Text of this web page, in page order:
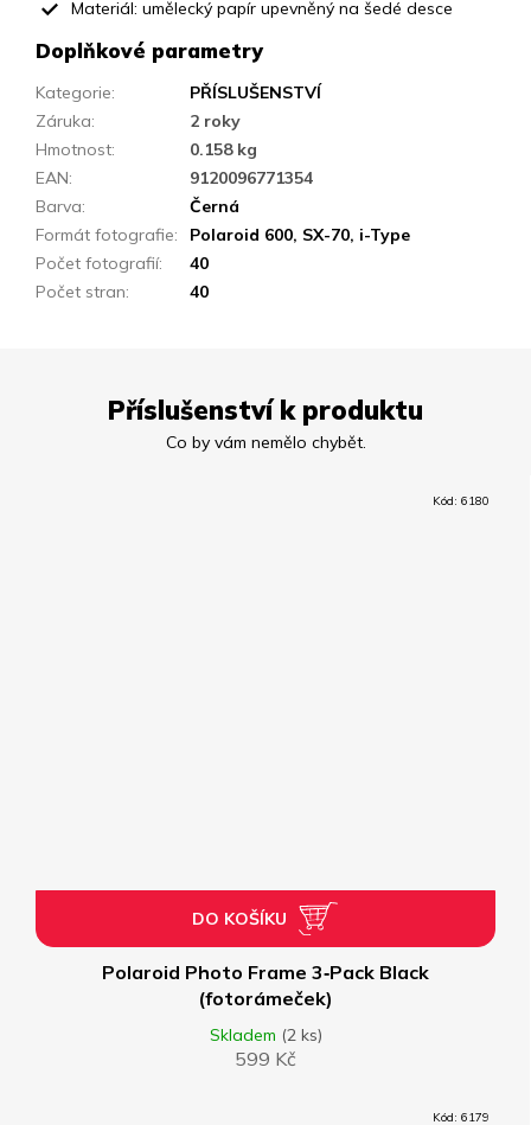
Příslušenství k produktu
Polaroid Photo Frame 3‑Pack Black
(fotorámeček)
Skladem (2 ks)
599 Kč
DO KOŠÍKU
Kód: 6180
Kód: 6179
Materiál: umělecký papír upevněný na šedé desce
Doplňkové parametry
Kategorie:
PŘÍSLUŠENSTVÍ
Záruka:
2 roky
Hmotnost:
0.158 kg
EAN:
9120096771354
Barva:
Černá
Formát fotografie:
Polaroid 600, SX-70, i-Type
Počet fotografií:
40
Počet stran: 40